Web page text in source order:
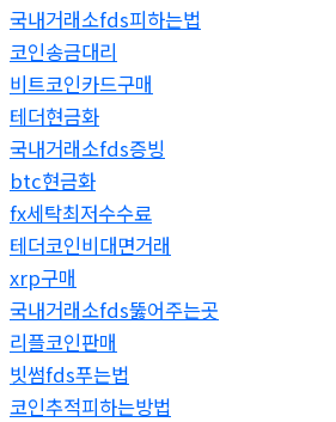
국내거래소fds피하는법
코인송금대리
비트코인카드구매
테더현금화
국내거래소fds증빙
btc현금화
fx세탁최저수수료
테더코인비대면거래
xrp구매
국내거래소fds뚫어주는곳
리플코인판매
빗썸fds푸는법
코인추적피하는방법